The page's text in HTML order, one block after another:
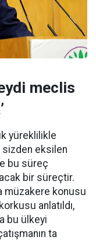
meclis
yüreklilikle
eksilen
bu süreç
bir süreçtir.
müzakere konusu
anlatıldı,
bu ülkeyi
ta